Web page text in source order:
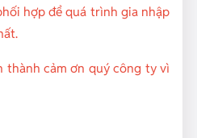
hợp để quá trình gia nhập
thành cảm ơn quý công ty vì